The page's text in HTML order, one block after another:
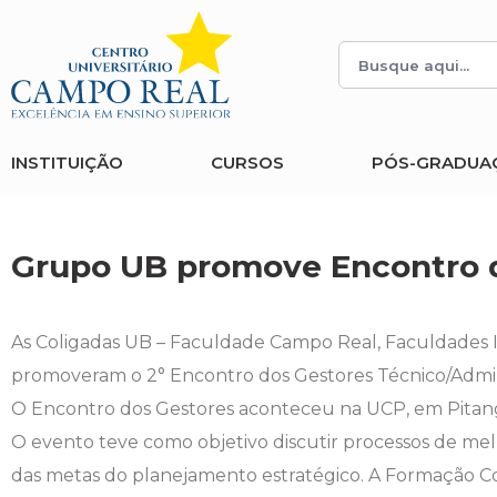
INSTITUIÇÃO CURSOS PÓS-
Grupo UB promove Encontro
As Coligadas UB – Faculdade Campo Real,
promoveram o 2° Encontro dos Gestores Técnico/
O Encontro dos Gestores aconteceu na UCP, em
O evento teve como objetivo discutir processos de
das metas do planejamento estratégico. A Formação
Histórico
Editais
Administração
Ciências Contábeis
Enfermagem
Engenharia Civil
Vestibular de Inverno
2ª Via de Boleto
Biblioteca
Calendário de Provas
Central de Estágios - TCC
Avalie a Campo Real
COLAP
Comitê de Ética em Pesquisa
Educação em Direitos Humanos